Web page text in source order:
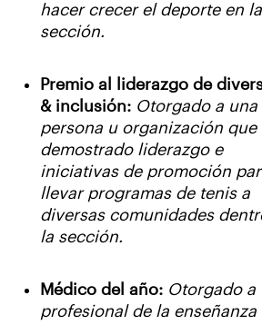
hacer crecer el deporte en la
sección.
Premio al liderazgo de
& inclusión: Otorgado a una
persona u organización que
demostrado liderazgo e
iniciativas de promoción
llevar programas de tenis a
diversas comunidades
la sección.
Médico del año: Otorgado a
profesional de la enseñanza